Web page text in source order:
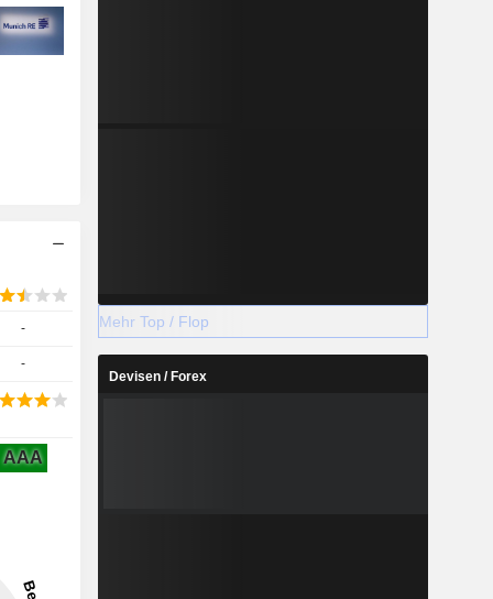
-
-
AAA
Mehr Top / Flop
Devisen / Forex